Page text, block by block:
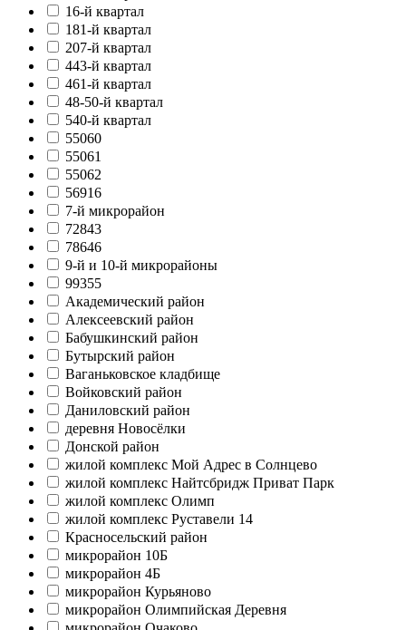
16-й квартал
181-й квартал
207-й квартал
443-й квартал
461-й квартал
48-50-й квартал
540-й квартал
55060
55061
55062
56916
7-й микрорайон
72843
78646
9-й и 10-й микрорайоны
99355
Академический район
Алексеевский район
Бабушкинский район
Бутырский район
Ваганьковское кладбище
Войковский район
Даниловский район
деревня Новосёлки
Донской район
жилой комплекс Мой Адрес в Солнцево
жилой комплекс Найтсбридж Приват Парк
жилой комплекс Олимп
жилой комплекс Руставели 14
Красносельский район
микрорайон 10Б
микрорайон 4Б
микрорайон Курьяново
микрорайон Олимпийская Деревня